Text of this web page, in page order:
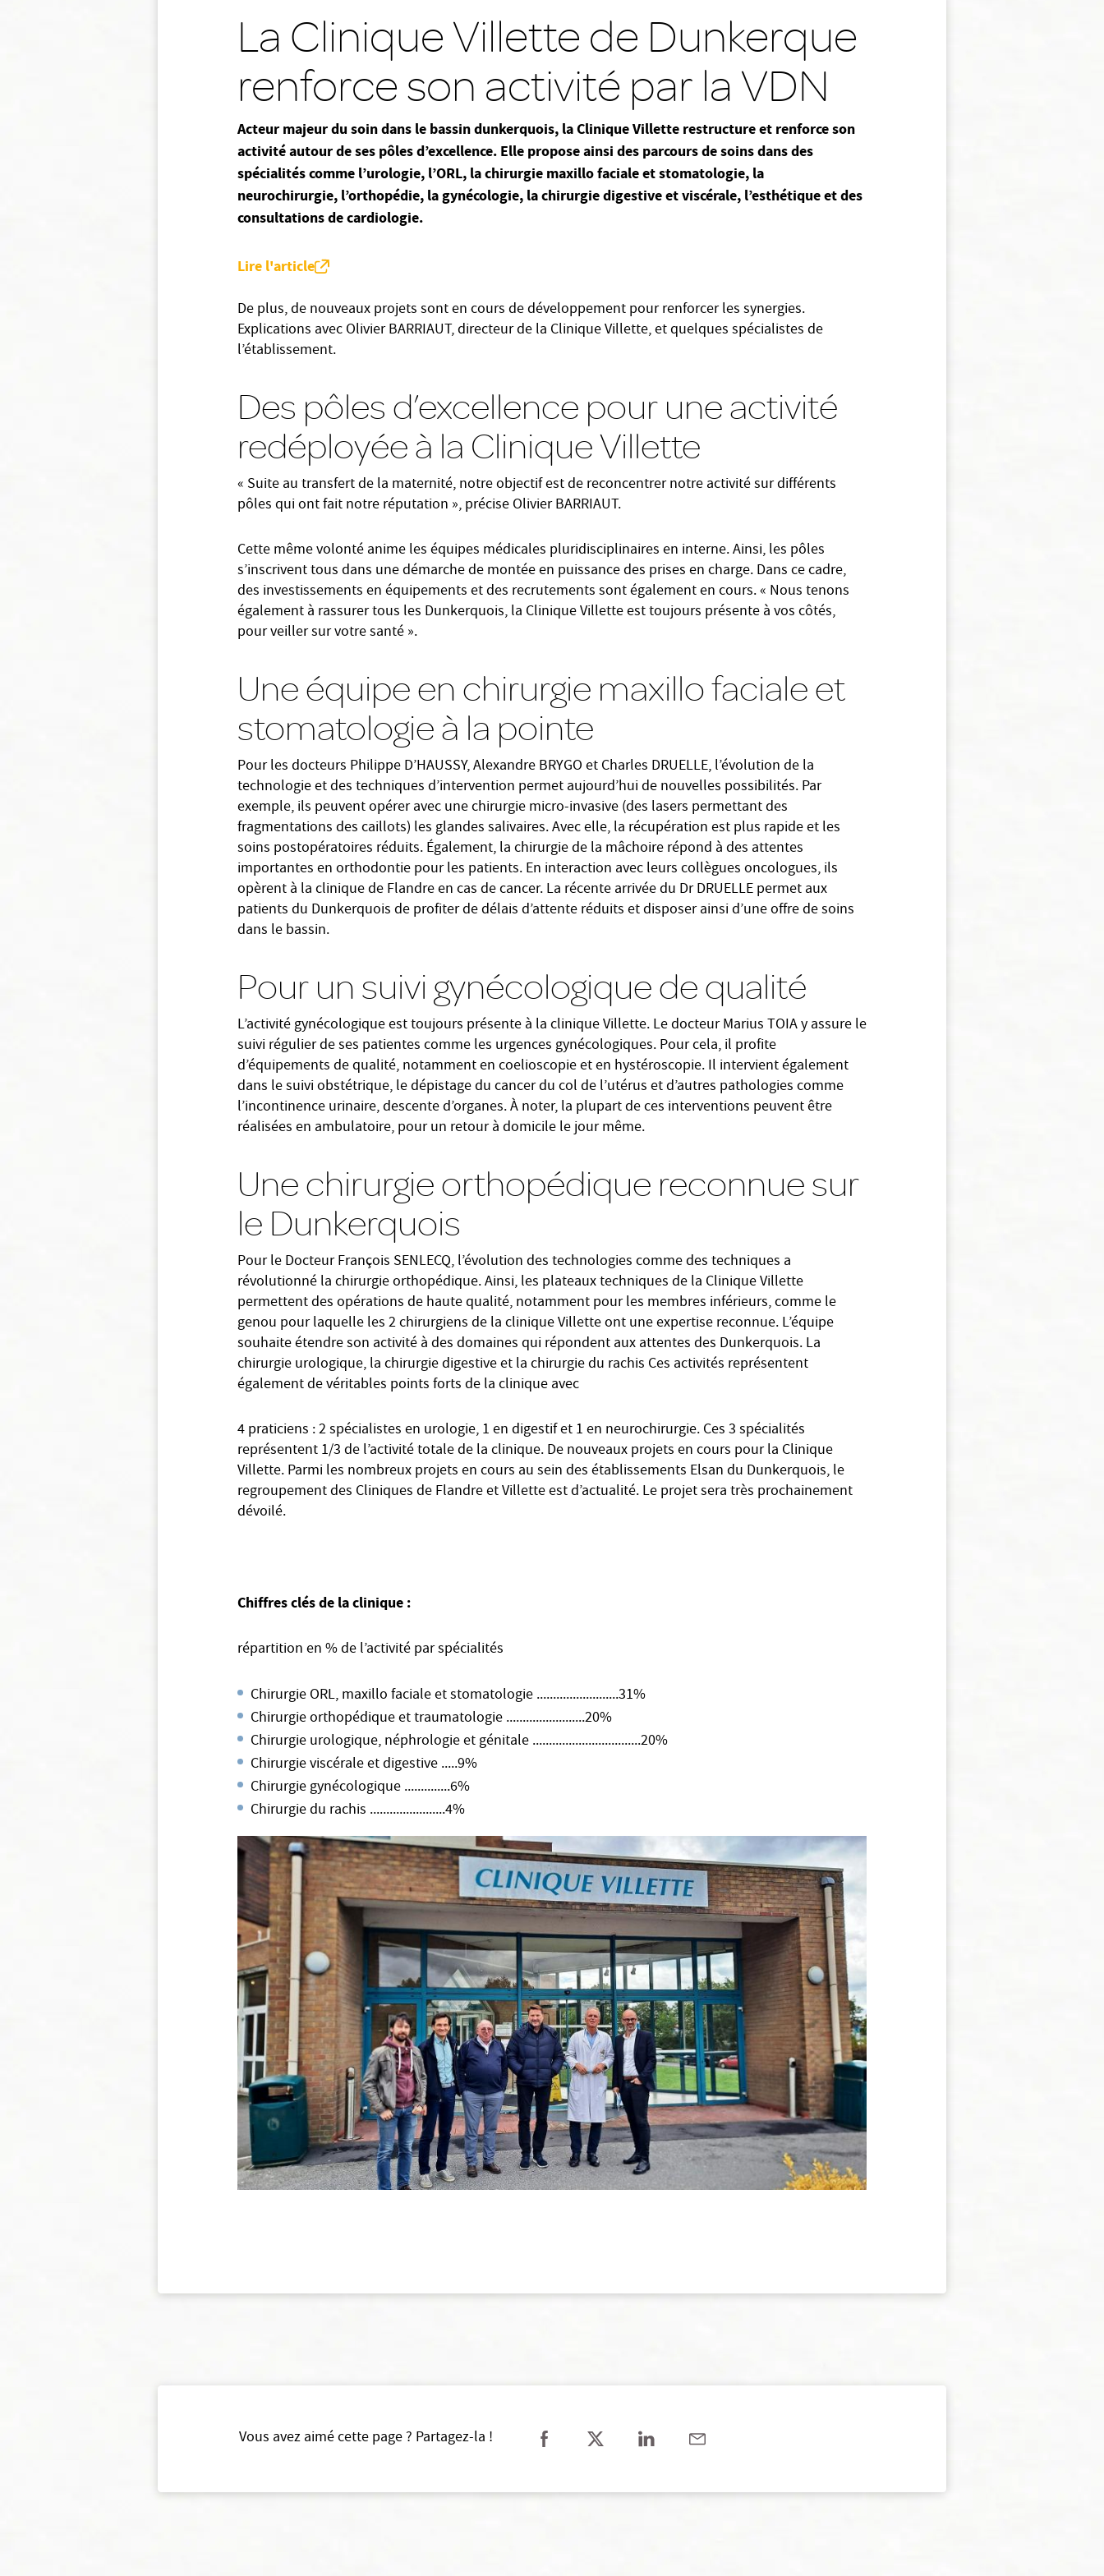
La Clinique Villette de Dunkerque
renforce son activité par la VDN
Acteur majeur du soin dans le bassin dunkerquois, la Clinique Villette restructure et renforce son
activité autour de ses pôles d’excellence. Elle propose ainsi des parcours de soins dans des
spécialités comme l’urologie, l’ORL, la chirurgie maxillo faciale et stomatologie, la
neurochirurgie, l’orthopédie, la gynécologie, la chirurgie digestive et viscérale, l’esthétique et des
consultations de cardiologie.
Lire l'article
De plus, de nouveaux projets sont en cours de développement pour renforcer les synergies.
Explications avec Olivier BARRIAUT, directeur de la Clinique Villette, et quelques spécialistes de
l’établissement.
Des pôles d’excellence pour une activité
redéployée à la Clinique Villette
« Suite au transfert de la maternité, notre objectif est de reconcentrer notre activité sur différents
pôles qui ont fait notre réputation », précise Olivier BARRIAUT.
Cette même volonté anime les équipes médicales pluridisciplinaires en interne. Ainsi, les pôles
s’inscrivent tous dans une démarche de montée en puissance des prises en charge. Dans ce cadre,
des investissements en équipements et des recrutements sont également en cours. « Nous tenons
également à rassurer tous les Dunkerquois, la Clinique Villette est toujours présente à vos côtés,
pour veiller sur votre santé ».
Une équipe en chirurgie maxillo faciale et
stomatologie à la pointe
Pour les docteurs Philippe D’HAUSSY, Alexandre BRYGO et Charles DRUELLE, l’évolution de la
technologie et des techniques d’intervention permet aujourd’hui de nouvelles possibilités. Par
exemple, ils peuvent opérer avec une chirurgie micro-invasive (des lasers permettant des
fragmentations des caillots) les glandes salivaires. Avec elle, la récupération est plus rapide et les
soins postopératoires réduits. Également, la chirurgie de la mâchoire répond à des attentes
importantes en orthodontie pour les patients. En interaction avec leurs collègues oncologues, ils
opèrent à la clinique de Flandre en cas de cancer. La récente arrivée du Dr DRUELLE permet aux
patients du Dunkerquois de profiter de délais d’attente réduits et disposer ainsi d’une offre de soins
dans le bassin.
Pour un suivi gynécologique de qualité
L’activité gynécologique est toujours présente à la clinique Villette. Le docteur Marius TOIA y assure le
suivi régulier de ses patientes comme les urgences gynécologiques. Pour cela, il profite
d’équipements de qualité, notamment en coelioscopie et en hystéroscopie. Il intervient également
dans le suivi obstétrique, le dépistage du cancer du col de l’utérus et d’autres pathologies comme
l’incontinence urinaire, descente d’organes. À noter, la plupart de ces interventions peuvent être
réalisées en ambulatoire, pour un retour à domicile le jour même.
Une chirurgie orthopédique reconnue sur
le Dunkerquois
Pour le Docteur François SENLECQ, l’évolution des technologies comme des techniques a
révolutionné la chirurgie orthopédique. Ainsi, les plateaux techniques de la Clinique Villette
permettent des opérations de haute qualité, notamment pour les membres inférieurs, comme le
genou pour laquelle les 2 chirurgiens de la clinique Villette ont une expertise reconnue. L’équipe
souhaite étendre son activité à des domaines qui répondent aux attentes des Dunkerquois. La
chirurgie urologique, la chirurgie digestive et la chirurgie du rachis Ces activités représentent
également de véritables points forts de la clinique avec
4 praticiens : 2 spécialistes en urologie, 1 en digestif et 1 en neurochirurgie. Ces 3 spécialités
représentent 1/3 de l’activité totale de la clinique. De nouveaux projets en cours pour la Clinique
Villette. Parmi les nombreux projets en cours au sein des établissements Elsan du Dunkerquois, le
regroupement des Cliniques de Flandre et Villette est d’actualité. Le projet sera très prochainement
dévoilé.
Chiffres clés de la clinique :
répartition en % de l’activité par spécialités
Chirurgie ORL, maxillo faciale et stomatologie .........................31%
Chirurgie orthopédique et traumatologie ........................20%
Chirurgie urologique, néphrologie et génitale .................................20%
Chirurgie viscérale et digestive .....9%
Chirurgie gynécologique ..............6%
Chirurgie du rachis .......................4%
Vous avez aimé cette page ? Partagez-la !